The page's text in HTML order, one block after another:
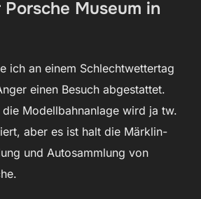
Museum in
ich an einem Schlechtwettertag
einen Besuch abgestattet.
die Modellbahnanlage wird ja tw.
aber es ist halt die Märklin-
und Autosammlung von